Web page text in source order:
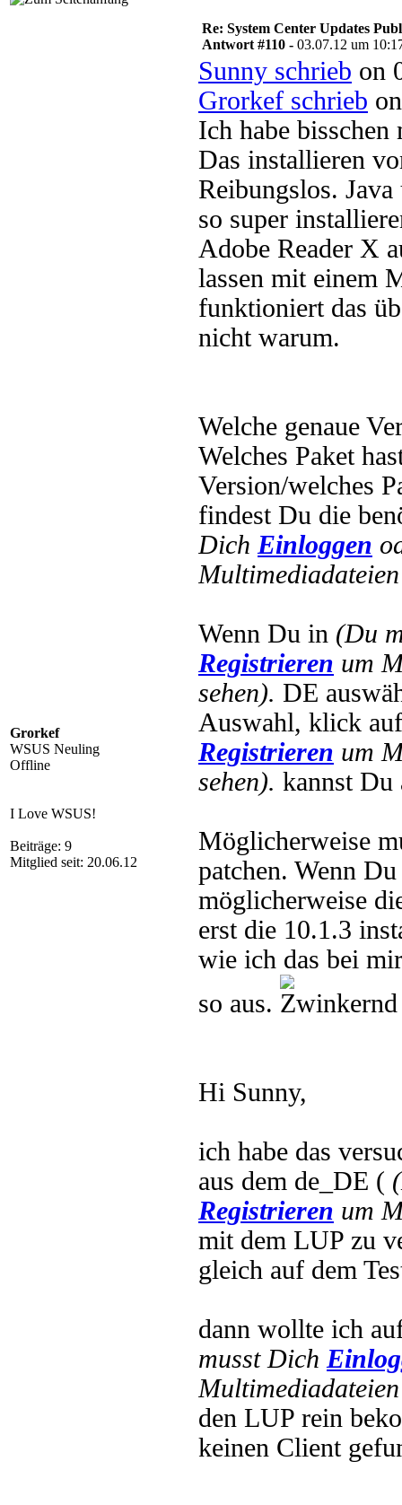
Grorkef
WSUS Neuling
Offline
I Love WSUS!
Beiträge: 9
Mitglied seit: 20.06.12
Re: System Center Updates
Antwort #110 - 03.07.12 um
Sunny schrieb on
Grorkef schrieb
Ich habe
Das installieren
Reibungslos.
so super
Adobe Reader X
lassen mit einem
funktioniert das
nicht warum.
Welche genaue
Welches Paket
Version/welches
findest Du die
Dich Einloggen
Wenn Du in (Du
Registrieren um
sehen). DE
Auswahl, klick
Registrieren um
sehen). kannst Du
Möglicherweise
patchen. Wenn
möglicherweise
erst die 10.1.3
wie ich das bei
so aus.
Hi Sunny,
ich habe das
aus dem de_DE (
Registrieren um
mit dem LUP zu
gleich auf dem
dann wollte ich
musst Dich
den LUP rein
keinen Client